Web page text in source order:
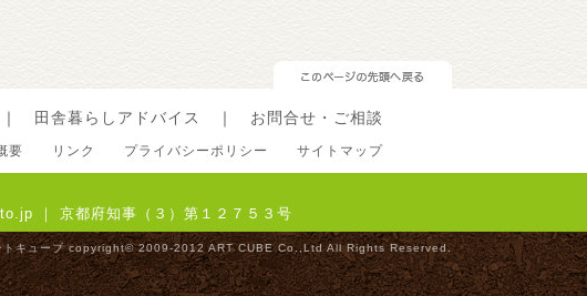
田舎暮らしアドバイス ｜ お問合せ・ご相談
要 リンク プライバシーポリシー サイトマップ
｜ 京都府知事（３）第１２７５３号
トキューブ copyright© 2009-2012 ART CUBE Co.,Ltd All Rights Reserved.